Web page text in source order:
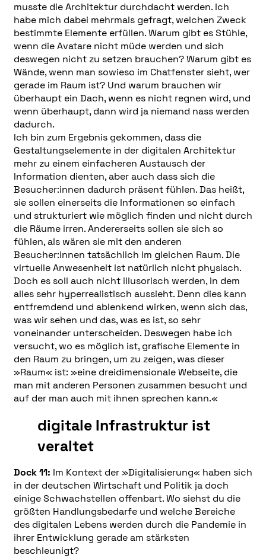
musste die Architektur durchdacht werden. Ich
habe mich dabei mehrmals gefragt, welchen Zweck
bestimmte Elemente erfüllen. Warum gibt es Stühle,
wenn die Avatare nicht müde werden und sich
deswegen nicht zu setzen brauchen? Warum gibt es
Wände, wenn man sowieso im Chatfenster sieht, wer
gerade im Raum ist? Und warum brauchen wir
überhaupt ein Dach, wenn es nicht regnen wird, und
wenn überhaupt, dann wird ja niemand nass werden
dadurch.
Ich bin zum Ergebnis gekommen, dass die
Gestaltungselemente in der digitalen Architektur
mehr zu einem einfacheren Austausch der
Information dienten, aber auch dass sich die
Besucher:innen dadurch präsent fühlen. Das heißt,
sie sollen einerseits die Informationen so einfach
und strukturiert wie möglich finden und nicht durch
die Räume irren. Andererseits sollen sie sich so
fühlen, als wären sie mit den anderen
Besucher:innen tatsächlich im gleichen Raum. Die
virtuelle Anwesenheit ist natürlich nicht physisch.
Doch es soll auch nicht illusorisch werden, in dem
alles sehr hyperrealistisch aussieht. Denn dies kann
entfremdend und ablenkend wirken, wenn sich das,
was wir sehen und das, was es ist, so sehr
voneinander unterscheiden. Deswegen habe ich
versucht, wo es möglich ist, grafische Elemente in
den Raum zu bringen, um zu zeigen, was dieser
»Raum« ist: »eine dreidimensionale Webseite, die
man mit anderen Personen zusammen besucht und
auf der man auch mit ihnen sprechen kann.«
digitale Infrastruktur ist
veraltet
Dock 11: Im Kontext der »Digitalisierung« haben sich
in der deutschen Wirtschaft und Politik ja doch
einige Schwachstellen offenbart. Wo siehst du die
größten Handlungsbedarfe und welche Bereiche
des digitalen Lebens werden durch die Pandemie in
ihrer Entwicklung gerade am stärksten
beschleunigt?